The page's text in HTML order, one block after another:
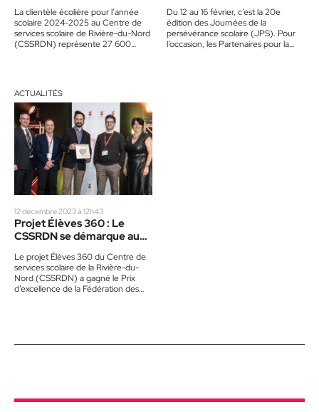
La clientèle écolière pour l’année
scolaire 2024-2025 au Centre de
services scolaire de Rivière-du-Nord
(CSSRDN) représente 27 600
Du 12 au 16 février, c’est la 20e
édition des Journées de la
persévérance scolaire (JPS). Pour
l’occasion, les Partenaires pour la
ACTUALITÉS
12 décembre 2023 à 12h43
Projet Élèves 360 : Le
CSSRDN se démarque au
nationale
Le projet Élèves 360 du Centre de
services scolaire de la Rivière-du-
Nord (CSSRDN) a gagné le Prix
d’excellence de la Fédération des